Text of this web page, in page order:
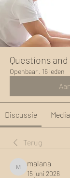
Questions
Openbaar · 16 leden
Discussie Media
Terug
malana
malana
15 juni 2026